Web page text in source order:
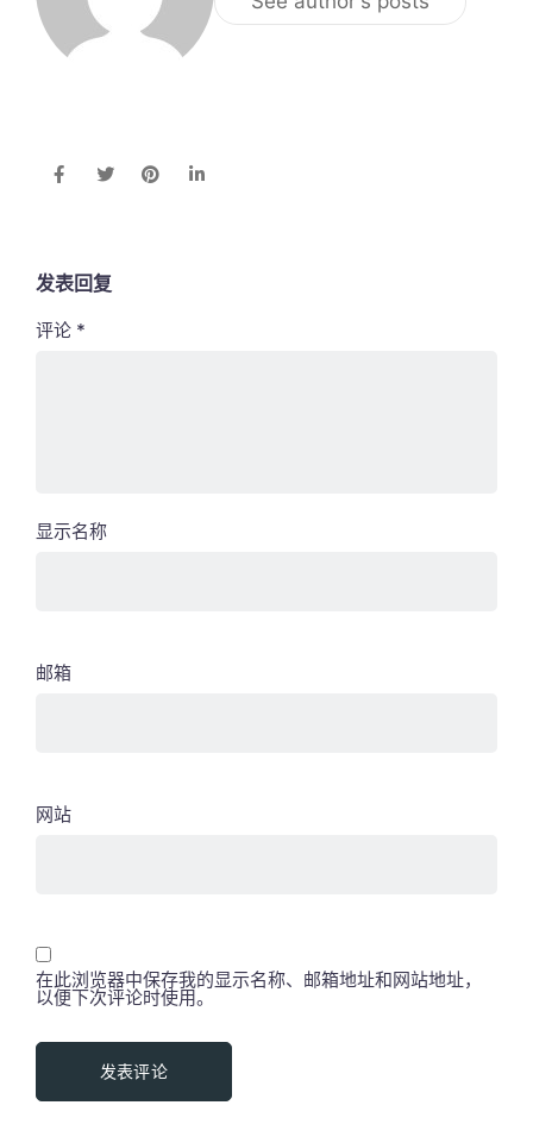
发表回复
评论 *
显示名称
邮箱
网站
在此浏览器中保存我的显示名称、邮箱地址和网站地址，
以便下次评论时使用。